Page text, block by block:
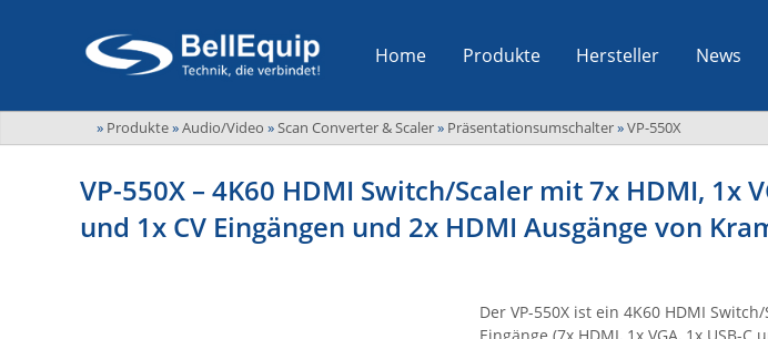
Home Produkte Hersteller News
» Produkte»Audio/Video »Scan Converter & Scaler» Präsentationsumschalter»VP-550X
VP-550X – 4K60 HDMI Switch/Scaler mit 7x HDMI, 1x
und 1x CV Eingängen und 2x HDMI Ausgänge von
Der VP-550X ist ein 4K60 HDMI